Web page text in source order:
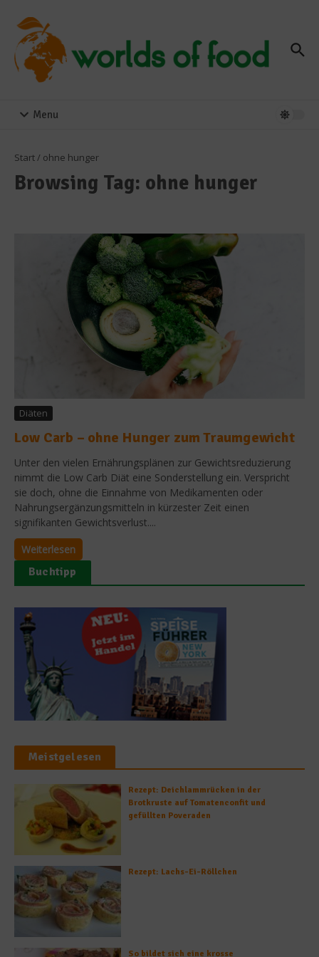
Menu
Start/ ohne hunger
Browsing Tag: ohne hunger
Diäten
Low Carb – ohne Hunger zum Traumgewicht
Unter den vielen Ernährungsplänen zur Gewichtsreduzierung
nimmt die Low Carb Diät eine Sonderstellung ein. Verspricht
sie doch, ohne die Einnahme von Medikamenten oder
Nahrungsergänzungsmitteln in kürzester Zeit einen
signifikanten Gewichtsverlust....
Weiterlesen
Buchtipp
Meistgelesen
Rezept: Deichlammrücken in der
Brotkruste auf Tomatenconfit und
gefüllten Poveraden
Rezept: Lachs-Ei-Röllchen
So bildet sich eine krosse